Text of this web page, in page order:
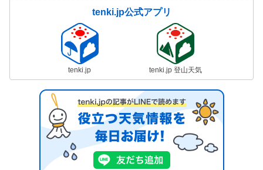
tenki.jp公式アプリ
tenki.jp tenki.jp 登山天気